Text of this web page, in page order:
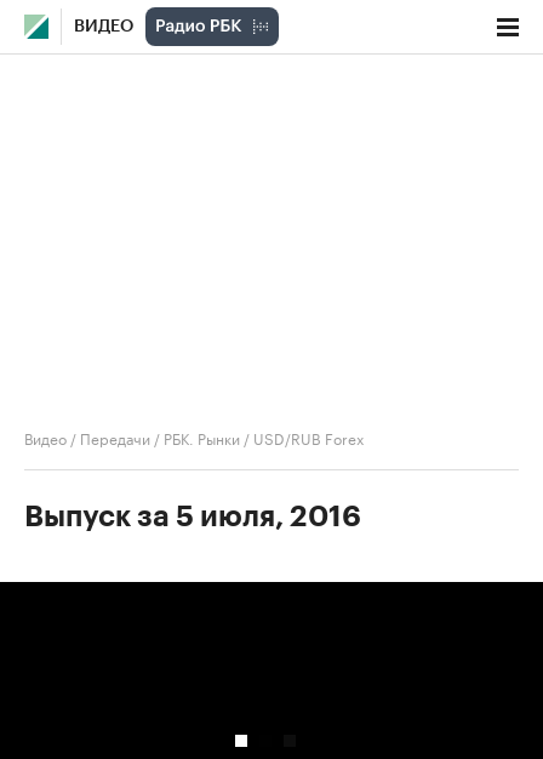
ВИДЕО
Видео / Передачи / РБК. Рынки / USD/RUB Forex
Выпуск за 5 июля, 2016